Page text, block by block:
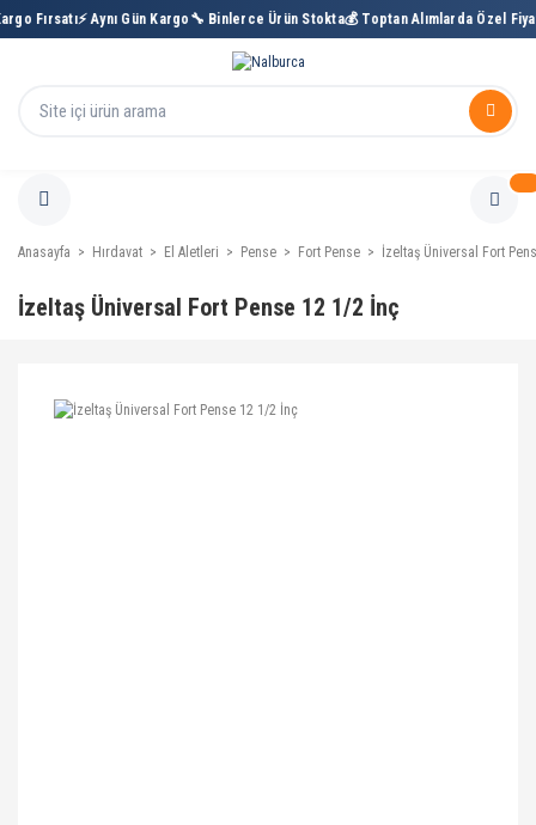
Fırsatı⚡ Aynı Gün Kargo🔧 Binlerce Ürün Stokta 💰 Toptan Alımlarda Özel Fiyat
Anasayfa Hırdavat El Aletleri Pense Fort Pense İzeltaş Üniversal Fort
İzeltaş Üniversal Fort Pense 12 1/2 İnç